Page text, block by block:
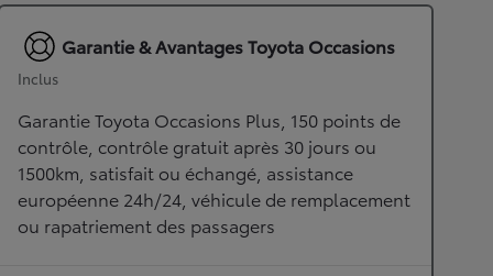
Garantie & Avantages Toyota Occasions
Inclus
Garantie Toyota Occasions Plus, 150 points de
contrôle, contrôle gratuit après 30 jours ou
1500km, satisfait ou échangé, assistance
européenne 24h/24, véhicule de remplacement
ou rapatriement des passagers